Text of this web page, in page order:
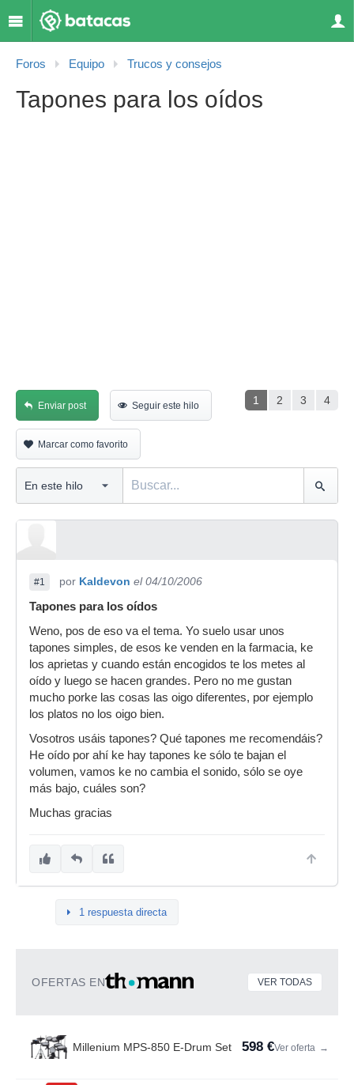
Foros Equipo Trucos y consejos
Tapones para los oídos
1 2 3 4
Enviar post Seguir este hilo
Marcar como favorito
#1 por Kaldevon el 04/10/2006
Tapones para los oídos
Weno, pos de eso va el tema. Yo suelo usar unos
tapones simples, de esos ke venden en la farmacia, ke
los aprietas y cuando están encogidos te los metes al
oído y luego se hacen grandes. Pero no me gustan
mucho porke las cosas las oigo diferentes, por ejemplo
los platos no los oigo bien.
Vosotros usáis tapones? Qué tapones me recomendáis?
He oído por ahí ke hay tapones ke sólo te bajan el
volumen, vamos ke no cambia el sonido, sólo se oye
más bajo, cuáles son?
Muchas gracias
1 respuesta directa
OFERTAS EN VER TODAS
Millenium MPS-850 E-Drum Set 598 €Ver oferta →